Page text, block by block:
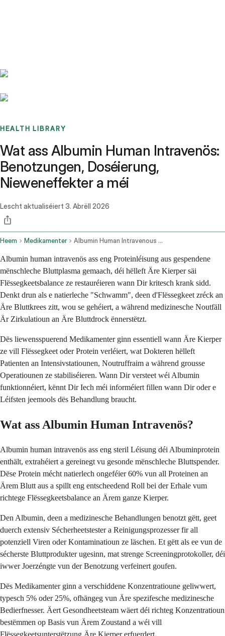
HEALTH LIBRARY
Wat ass Albumin Human Intravenös:
Benotzungen, Doséierung,
Nieweneffekter a méi
Lescht aktualiséiert 3. Abrëll 2026
Heem Medikamenter Albumin Human Intravenous Route
Albumin human intravenös ass eng Proteinléisung aus gespendene
mënschleche Bluttplasma gemaach, déi hëlleft Äre Kierper säi
Flëssegkeetsbalance ze restauréieren wann Dir kritesch krank sidd.
Denkt drun als e natierleche "Schwamm", deen d'Flëssegkeet zréck an
Äre Bluttkrees zitt, wou se gehéiert, a während medizinesche Noutfäll
Är Zirkulatioun an Äre Bluttdrock ënnerstëtzt.
Dës liewensspuerend Medikamenter ginn essentiell wann Äre Kierper
ze vill Flëssegkeet oder Protein verléiert, wat Dokteren hëlleft
Patienten an Intensivstatiounen, Noutruffraim a während grousse
Operatiounen ze stabiliséieren. Wann Dir versteet wéi Albumin
funktionnéiert, kënnt Dir Iech méi informéiert fillen wann Dir oder e
Léifsten jeemools dës Behandlung braucht.
Wat ass Albumin Human Intravenös?
Albumin human intravenös ass eng steril Léisung déi Albuminprotein
enthält, extrahéiert a gereinegt vu gesonde mënschleche Bluttspender.
Dëse Protein mécht natierlech ongeféier 60% vun all Proteinen an
Ärem Blutt aus a spillt eng entscheedend Roll bei der Erhale vum
richtege Flëssegkeetsbalance an Ärem ganze Kierper.
Den Albumin, deen a medizinesche Behandlungen benotzt gëtt, geet
duerch extensiv Sécherheetstester a Reinigungsprozesser fir all
potenziell Viren oder Kontaminatioun ze läschen. Et gëtt als ee vun de
sécherste Bluttprodukter ugesinn, mat strenge Screeningprotokoller, déi
iwwer Joerzéngte vun der Benotzung verfeinert goufen.
Dës Medikamenter ginn a verschiddene Konzentratioune geliwwert,
typesch 5% oder 25%, ofhängeg vun Äre spezifesche medizinesche
Bedierfnesser. Äert Gesondheetsteam wäert déi richteg Konzentratioun
bestëmmen op Basis vun Ärem Zoustand a wéi vill
Flëssegkeetsunterstëtzung Äre Kierper erfuerdert.